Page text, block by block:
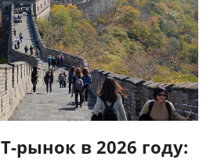
рынок в 2026 году: